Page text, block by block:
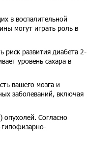
в воспалительной
могут играть роль в
риск развития диабета 2-
уровень сахара в
вашего мозга и
заболеваний, включая
опухолей. Согласно
гипофизарно-